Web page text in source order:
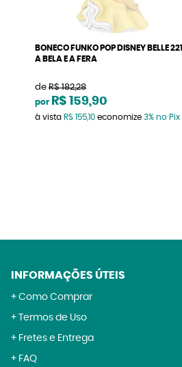
BONECO FUNKO POP DISNEY BELLE 221
A BELA E A FERA
de R$ 182,28
por R$ 159,90
à vista R$ 155,10economize 3% no Pix
INFORMAÇÕES ÚTEIS
Como Comprar
Termos de Uso
Fretes e Entrega
FAQ